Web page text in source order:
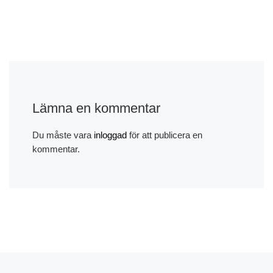
Lämna en kommentar
Du måste vara inloggadför att publicera en
kommentar.